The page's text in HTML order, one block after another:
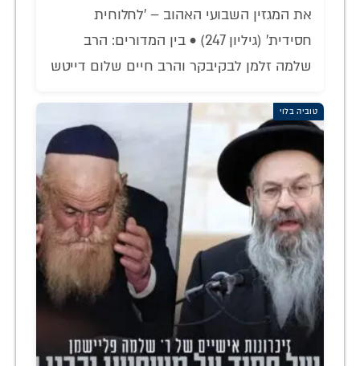
את המגזין השבועי האהוב – 'לחלוחית
חסידית' (גיליון 247) • בין המדורים: הרב
שלמה זלמן לבקיבקר והרב חיים שלום דייטש
טוביה בלוי